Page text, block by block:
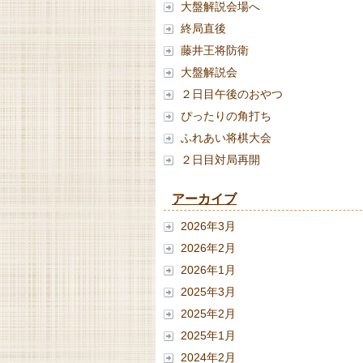
大盤解説会場へ
終局直後
藤井王将防衛
大盤解説会
２日目午後のおやつ
ぴったりの角打ち
ふれあい将棋大会
２日目対局再開
アーカイブ
2026年3月
2026年2月
2026年1月
2025年3月
2025年2月
2025年1月
2024年2月